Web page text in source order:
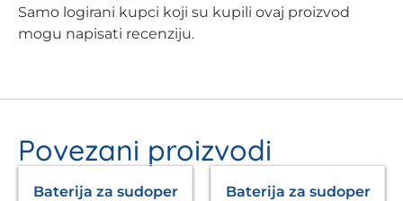
Samo logirani kupci koji su kupili ovaj proizvod
mogu napisati recenziju.
Povezani proizvodi
Baterija za sudoper
Baterija za sudoper